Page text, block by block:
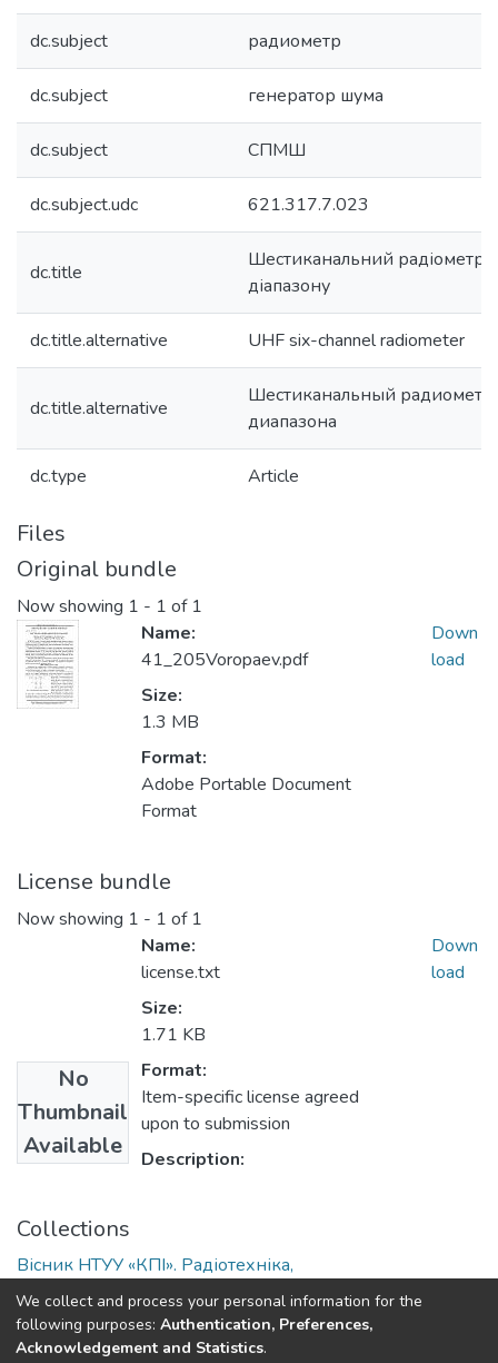
dc.subject радиометр
dc.subject генератор шума
dc.subject СПМШ
dc.subject.udc 621.317.7.023
dc.title
Шестиканальний радіометр
діапазону
dc.title.alternative UHF six-channel radiometer
dc.title.alternative
Шестиканальный
диапазона
dc.type Article
Files
Original bundle
Now showing 1 - 1 of 1
Name:
41_205Voropaev.pdf
Size:
1.3 MB
Format:
Adobe Portable Document
Format
Down
load
License bundle
Now showing 1 - 1 of 1
No
Thumbnail
Available
Name:
license.txt
Size:
1.71 KB
Format:
Item-specific license agreed
upon to submission
Description:
Down
load
Collections
Вісник НТУУ «КПІ». Радіотехніка,
радіоапаратобудування: збірник наукових праць, №
41
We collect and process your personal information for the
following purposes: Authentication, Preferences,
Acknowledgement and Statistics.